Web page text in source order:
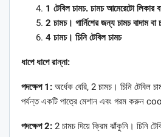
1 টেবিল চামচ. চামচ আমেরেটো লিকার
2 চামচ। গার্নিশের জন্য চামচ বাদাম
4 চামচ। চিনি টেবিল চামচ
ধাপে ধাপে রান্না:
পদক্ষেপ 1: অর্ধেক বেরি, 2 চামচ। চিনি টেবিল
পর্যন্ত একটি পাত্রে মেশান এবং গরম করুন
পদক্ষেপ 2: 2 চামচ দিয়ে ক্রিম ঝাঁকুনি। চিনি